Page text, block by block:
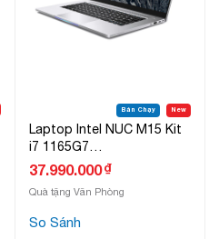
Bán Chạy New
Laptop Intel NUC M15 Kit
i7 1165G7
(BBC710ECUXBC1)
37.990.000₫
Quà tặng Văn Phòng
So Sánh